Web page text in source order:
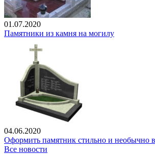
01.07.2020
Памятники из камня на могилу
04.06.2020
Оформить памятник стильно и необычно
Все новости